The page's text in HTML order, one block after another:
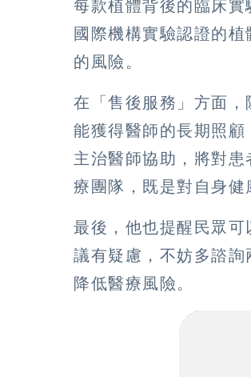
每款植體背後的臨床
國際機構實驗認證的
的風險。
在「售後服務」方面
能獲得醫師的長期照顧
主治醫師協助，將對
療團隊，既是對自身健
最後，他也提醒民眾
議有疑慮，不妨多諮
降低醫療風險。